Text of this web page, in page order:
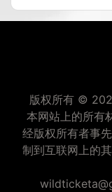
版权所有 ©
本网站上的所有
经版权所有者事
制到互联网上的